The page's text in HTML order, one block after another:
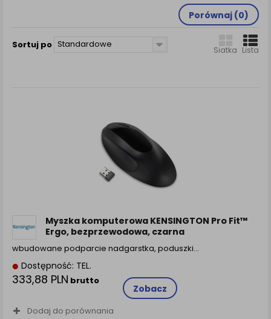
Porównaj (0)
Sortuj po Standardowe
Siatka Lista
Myszka komputerowa KENSINGTON Pro Fit™
Ergo, bezprzewodowa, czarna
wbudowane podparcie nadgarstka, poduszki…
Dostępność: TEL.
333,88 PLN brutto
Zobacz
Dodaj do porównania
Lista Zaufanych Partnerów (rozwiń)